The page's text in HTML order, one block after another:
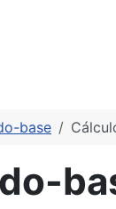
base